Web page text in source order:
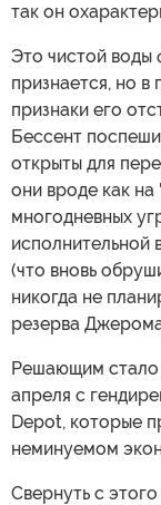
так он
Это чистой воды
признается, но
признаки его
Бессент
открыты для
они вроде как
многодневных
исполнительной
(что вновь
никогда не
резерва
Решающим стало
апреля с
Depot, которые
неминуемом
Свернуть с